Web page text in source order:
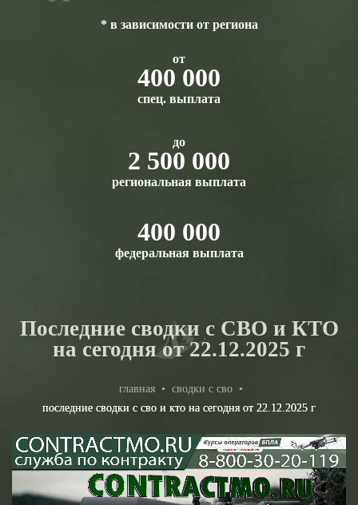
* в зависимости от региона
от
400 000
спец. выплата
до
2 500 000
региональная выплата
400 000
федеральная выплата
Последние сводки с СВО и КТО
на сегодня от 22.12.2025 г
главная • сводки с сво
•
последние сводки с сво и кто на сегодня от 22.12.2025 г